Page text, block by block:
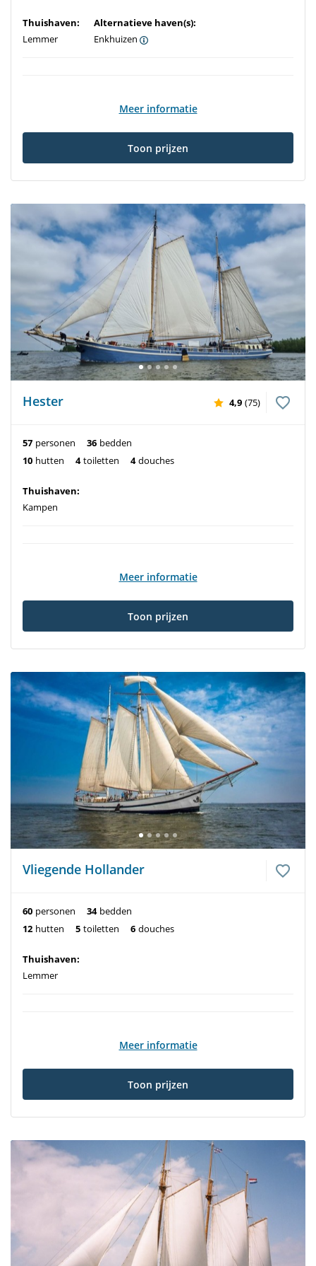
Thuishaven:
Lemmer
Alternatieve haven(s):
Enkhuizen
Meer informatie
Toon prijzen
Hester 4,9 (75)
57 personen 36 bedden
10 hutten 4 toiletten 4 douches
Thuishaven:
Kampen
Meer informatie
Toon prijzen
Vliegende Hollander
60 personen 34 bedden
12 hutten 5 toiletten 6 douches
Thuishaven:
Lemmer
Meer informatie
Toon prijzen